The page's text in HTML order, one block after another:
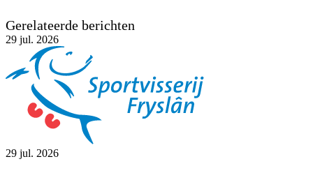
Gerelateerde berichten
29 jul. 2026
29 jul. 2026